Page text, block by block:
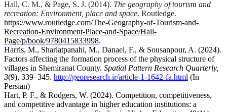
Hall, C. M., & Page, S. J. (2014). The geography of tourism and
recreation: Environment, place and space. Routledge.
https://www.routledge.com/The-Geography-of-Tourism-and-
Recreation-Environment-Place-and-Space/Hall-
Page/p/book/9780415833998.
Harris, M., Shariatpanahi, M., Danaei, F., & Sousanpour, A. (2024).
Factors affecting the formation process of the physical structure of
villages in Shemiranat County. Spatial Pattern Research Quarterly,
3(9), 339–345. http://georesearch.ir/article-1-1642-fa.html (In
Persian)
Hart, P. F., & Rodgers, W. (2024). Competition, competitiveness,
and competitive advantage in higher education institutions: a